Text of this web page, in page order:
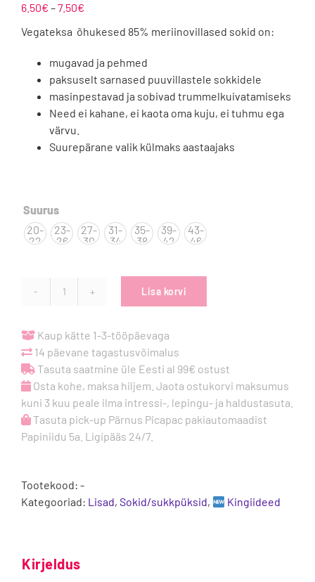
6.50€ –7.50€
kuni
7.50€
Vegateksa õhukesed 85% meriinovillased sokid on:
mugavad ja pehmed
paksuselt sarnased puuvillastele sokkidele
masinpestavad ja sobivad trummelkuivatamiseks
Need ei kahane, ei kaota oma kuju, ei tuhmu ega
värvu.
Suurepärane valik külmaks aastaajaks
Suurus
20-
22
23-
26
27-
30
31-
34
35-
38
39-
42
43-
46
Vegateksa
85%
meriinovillased
sokid
Light
Brown
kogus
Lisa korvi
Kaup kätte 1-3-tööpäevaga
14 päevane tagastusvõimalus
Tasuta saatmine üle Eesti al 99€ ostust
Osta kohe, maksa hiljem. Jaota ostukorvi maksumus
kuni 3 kuu peale ilma intressi-, lepingu- ja haldustasuta.
Tasuta pick-up Pärnus Picapac pakiautomaadist
Papiniidu 5a. Ligipääs 24/7.
Tootekood: -
Kategooriad: Lisad, Sokid/sukkpüksid, Kingiideed
Kirjeldus